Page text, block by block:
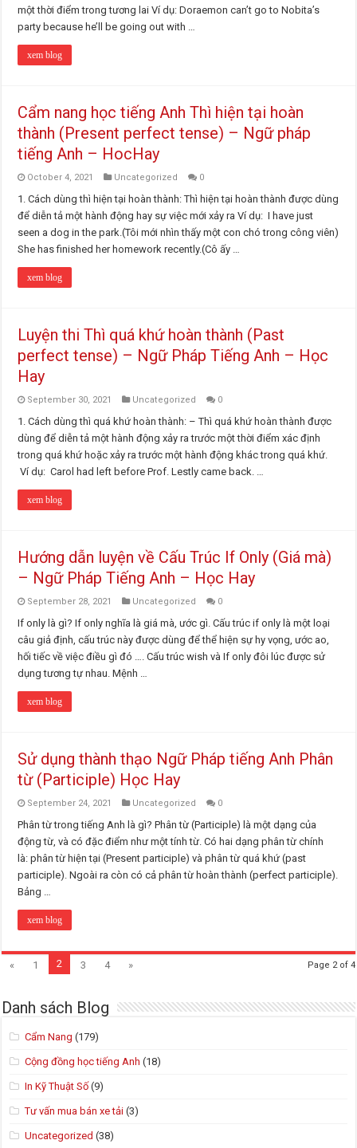
một thời điểm trong tương lai Ví dụ: Doraemon can’t go to Nobita’s
party because he’ll be going out with …
xem blog
Cẩm nang học tiếng Anh Thì hiện tại hoàn
thành (Present perfect tense) – Ngữ pháp
tiếng Anh – HocHay
October 4, 2021 Uncategorized 0
1. Cách dùng thì hiện tại hoàn thành: Thì hiện tại hoàn thành được dùng
để diễn tả một hành động hay sự việc mới xảy ra Ví dụ: I have just
seen a dog in the park.(Tôi mới nhìn thấy một con chó trong công viên)
She has finished her homework recently.(Cô ấy …
xem blog
Luyện thi Thì quá khứ hoàn thành (Past
perfect tense) – Ngữ Pháp Tiếng Anh – Học
Hay
September 30, 2021 Uncategorized 0
1. Cách dùng thì quá khứ hoàn thành: – Thì quá khứ hoàn thành được
dùng để diễn tả một hành động xảy ra trước một thời điểm xác định
trong quá khứ hoặc xảy ra trước một hành động khác trong quá khứ.
Ví dụ: Carol had left before Prof. Lestly came back. …
xem blog
Hướng dẫn luyện về Cấu Trúc If Only (Giá mà)
– Ngữ Pháp Tiếng Anh – Học Hay
September 28, 2021 Uncategorized 0
If only là gì? If only nghĩa là giá mà, ước gì. Cấu trúc if only là một loại
câu giả định, cấu trúc này được dùng để thể hiện sự hy vọng, ước ao,
hối tiếc về việc điều gì đó …. Cấu trúc wish và If only đôi lúc được sử
dụng tương tự nhau. Mệnh …
xem blog
Sử dụng thành thạo Ngữ Pháp tiếng Anh Phân
từ (Participle) Học Hay
September 24, 2021 Uncategorized 0
Phân từ trong tiếng Anh là gì? Phân từ (Participle) là một dạng của
động từ, và có đặc điểm như một tính từ. Có hai dạng phân từ chính
là: phân từ hiện tại (Present participle) và phân từ quá khứ (past
participle). Ngoài ra còn có cả phân từ hoàn thành (perfect participle).
Bảng …
xem blog
Page 2 of 4
« 1 2 3 4 »
Danh sách Blog
Cẩm Nang (179)
Cộng đồng học tiếng Anh (18)
In Kỹ Thuật Số (9)
Tư vấn mua bán xe tải (3)
Uncategorized (38)